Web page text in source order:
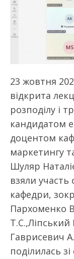
23 жовтня
відкрита
розподілу і
кандидатом
доцентом
маркетингу
Шуляр
взяли участь
кафедри,
Пархоменко
Гаврисевич
поділилась